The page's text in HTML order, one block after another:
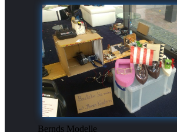
Bernds Modelle